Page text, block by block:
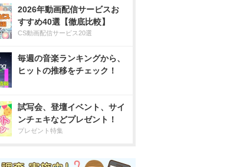
2026年動画配信サービスお
すすめ40選【徹底比較】
CS動画配信サービス20選
毎週の音楽ランキングから、
ヒットの推移をチェック！
試写会、登壇イベント、サイ
ンチェキなどプレゼント！
プレゼント特集